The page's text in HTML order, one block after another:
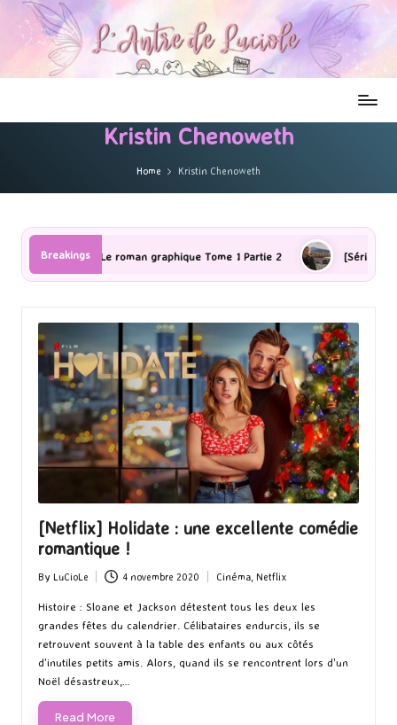
Kristin Chenoweth
Home Kristin Chenoweth
Breakings
: Le roman graphique Tome 1 Partie 2 [Série TV] The
[Netflix] Holidate : une excellente comédie
romantique !
Posted
by
By LuCioLe 4 novembre 2020
Posted
Cinéma, Netflix
Histoire : Sloane et Jackson détestent tous les deux les
grandes fêtes du calendrier. Célibataires endurcis, ils se
retrouvent souvent à la table des enfants ou aux côtés
d'inutiles petits amis. Alors, quand ils se rencontrent lors d'un
Noël désastreux,…
Read More